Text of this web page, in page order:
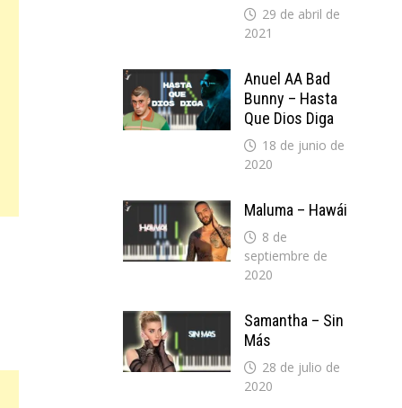
29 de abril de
2021
Anuel AA Bad
Bunny – Hasta
Que Dios Diga
18 de junio de
2020
Maluma – Hawái
8 de
septiembre de
2020
Samantha – Sin
Más
28 de julio de
2020